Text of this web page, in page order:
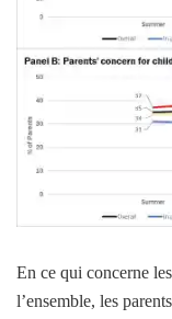
En ce qui concerne
l’ensemble, les